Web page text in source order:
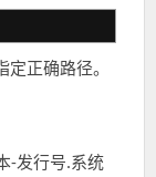
正确路径。
-发行号.系统